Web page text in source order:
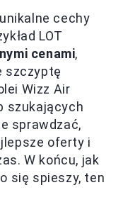
cechy
LOT
cenami,
szczyptę
Wizz Air
szukających
sprawdzać,
oferty i
W końcu, jak
się spieszy, ten